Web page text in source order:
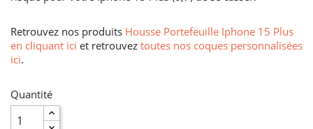
Retrouvez nos produits Housse Portefeuille Iphone 15 Plus
en cliquant ici et retrouvez toutes nos coques personnalisées
ici.
Quantité